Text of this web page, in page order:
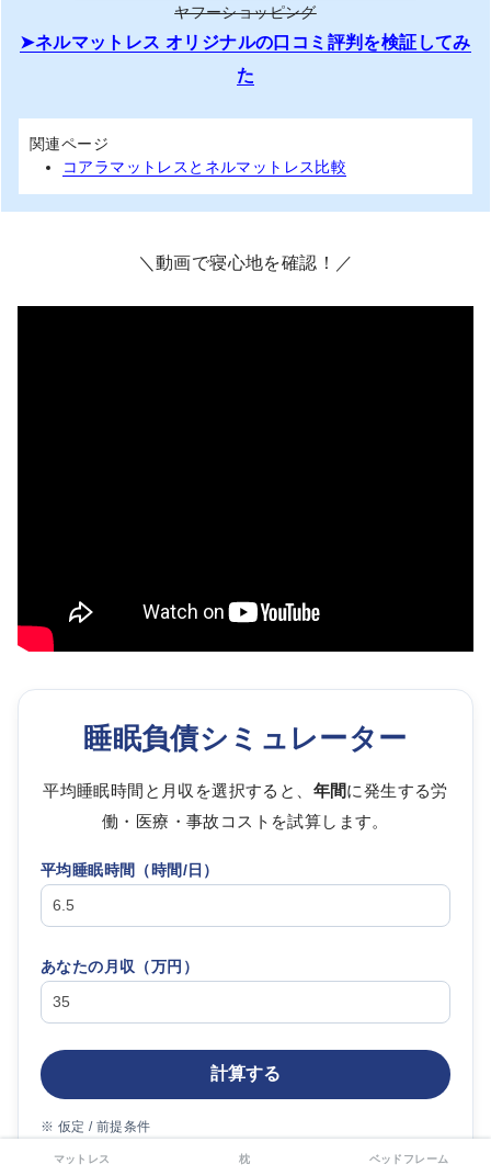
ヤフーショッピング
ネルマットレス オリジナルの口コミ評判を検証してみ
た
関連ページ
コアラマットレスとネルマットレス比較
＼動画で寝心地を確認！／
睡眠負債シミュレーター
平均睡眠時間と月収を選択すると、 年間に発生する労
働・医療・事故コストを試算します。
平均睡眠時間（時間/日）
あなたの月収（万円 ）
計算する
※ 仮定 / 前提条件
・負債 0.5–1 h で 0.6 %、>4 h で 4.7 % の生産性低下
マットレス 枕 ベッドフレーム